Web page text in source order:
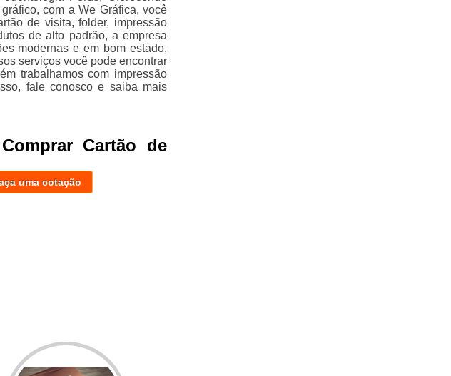
com a We Gráfica, você
de visita, folder, impressão
de alto padrão, a empresa
modernas e em bom estado,
serviços você pode encontrar
trabalhamos com impressão
fale conosco e saiba mais
Cartão de
uma cotação